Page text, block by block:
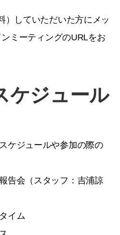
）していただいた方にメッ
ミーティングのURLをお
ケジュール
ケジュールや参加の際の
告会（スタッフ：吉浦諒
イム